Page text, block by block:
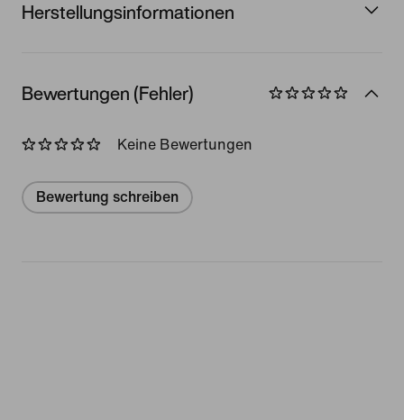
Herstellungsinformationen
Bewertungen (Fehler)
Keine Bewertungen
Bewertung schreiben